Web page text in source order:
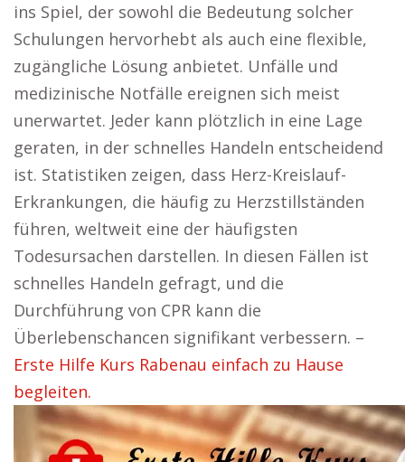
ins Spiel, der sowohl die Bedeutung solcher
Schulungen hervorhebt als auch eine flexible,
zugängliche Lösung anbietet. Unfälle und
medizinische Notfälle ereignen sich meist
unerwartet. Jeder kann plötzlich in eine Lage
geraten, in der schnelles Handeln entscheidend
ist. Statistiken zeigen, dass Herz-Kreislauf-
Erkrankungen, die häufig zu Herzstillständen
führen, weltweit eine der häufigsten
Todesursachen darstellen. In diesen Fällen ist
schnelles Handeln gefragt, und die
Durchführung von CPR kann die
Überlebenschancen signifikant verbessern. –
Erste Hilfe Kurs Rabenau einfach zu Hause
begleiten.